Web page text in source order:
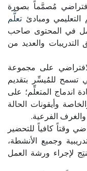
مُصمَّماً بصورة
ومبادئ تعلُّم
في المحتوى صاحب
التدريبات والعديد من
على مجموعة
تسمح للمُيسِّر بتقديم
اندماج المتعلِّم؛ على
وأيقونات الحالة
الفرعية.
وقتاً كافياً للتحضير
وجميع الأنشطة،
لإجراء ورشة العمل